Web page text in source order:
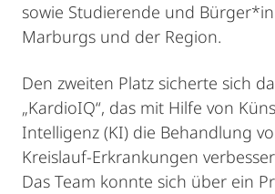
sowie Studierende und
Marburgs und der Region.
Den zweiten Platz sicherte sich
„KardioIQ“, das mit Hilfe von
Intelligenz (KI) die Behandlung
Kreislauf-Erkrankungen
Das Team konnte sich über ein